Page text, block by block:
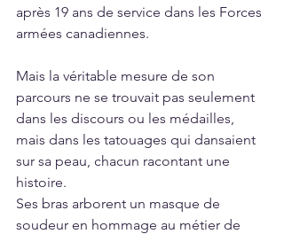
après 19 ans de service dans les Forces
armées canadiennes.
Mais la véritable mesure de son
parcours ne se trouvait pas seulement
dans les discours ou les médailles,
mais dans les tatouages qui dansaient
sur sa peau, chacun racontant une
histoire.
Ses bras arborent un masque de
soudeur en hommage au métier de